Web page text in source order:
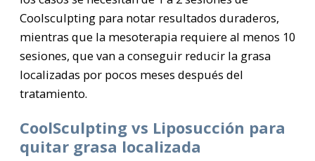
Coolsculpting para notar resultados duraderos,
mientras que la mesoterapia requiere al menos 10
sesiones, que van a conseguir reducir la grasa
localizadas por pocos meses después del
tratamiento.
CoolSculpting vs Liposucción para
quitar grasa localizada